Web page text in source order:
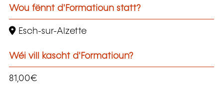
Wou fënnt d'Formatioun statt?
Esch-sur-Alzette
Wéi vill kascht d'Formatioun?
81,00€